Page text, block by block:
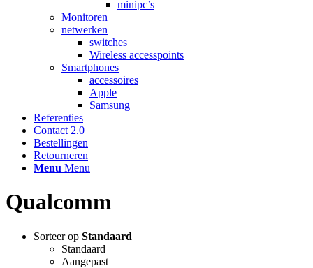
minipc’s
Monitoren
netwerken
switches
Wireless accesspoints
Smartphones
accessoires
Apple
Samsung
Referenties
Contact 2.0
Bestellingen
Retourneren
Menu Menu
Qualcomm
Sorteer op Standaard
Standaard
Aangepast